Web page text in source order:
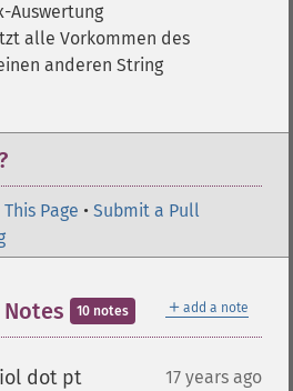
Auswertung
alle Vorkommen des
anderen String
Page • Submit a Pull
＋ add a note
10 notes
dot pt¶ 17 years ago